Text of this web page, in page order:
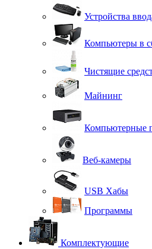
Устройства
Компьютеры в
Чистящие
Майнинг
Компьютерные
Веб-камеры
USB Хабы
Программы
Комплектующие